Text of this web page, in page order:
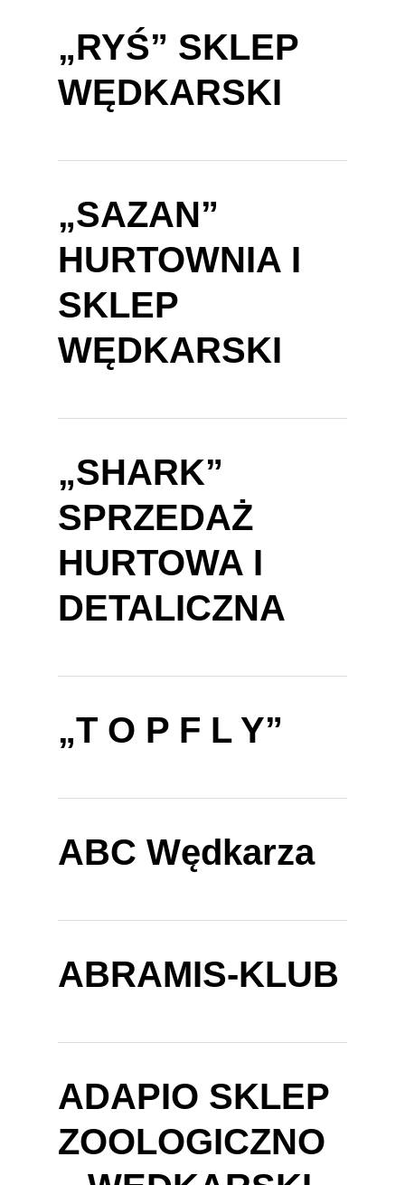
„RYŚ” SKLEP
WĘDKARSKI
„SAZAN”
HURTOWNIA I
SKLEP
WĘDKARSKI
„SHARK”
SPRZEDAŻ
HURTOWA I
DETALICZNA
„T O P F L Y”
ABC Wędkarza
ABRAMIS-KLUB
ADAPIO SKLEP
ZOOLOGICZNO